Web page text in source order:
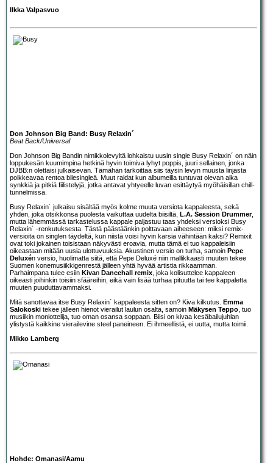
Ilkka Valpasvuo
Don Johnson Big Band: Busy Relaxin´
Beat Back/Universal
Don Johnson Big Bandin nimikkolevyltä lohkaistu uusin single Busy Relaxin´ on näin
loppukesän kuumimpina hetkinä hyvin toimiva lyhyt poppis, juuri sellainen, jonka
DJBB:n olettaisi julkaisevan. Tämähän tarkoittaa siis täysin levyn muusta linjasta
poikkeavaa rentoa bilesingleä. Muut raidat kun albumeilla tuntuvat olevan aika
synkkiä ja pitkiä fiilistelyjä, jotka antavat yhtyeelle luvan esittäytyä myöhäisillan chill-
tunnelmissa.
Busy Relaxin´ julkaisu sisältää myös kolme muuta versiota kappaleesta, sekä
yhden, joka otsikkonsa puolesta vaikuttaa uudelta biisiltä, L.A. Session Drummer,
mutta lähemmässä tarkastelussa kappale paljastuu taas yhdeksi versioksi Busy
Relaxin´ -renkutuksesta. Tästä päästäänkin polttavaan aiheeseen: miksi remix-
versioita on singlen täydeltä, kun niistä voisi hyvin karsia vähintään kaksi? Remixit
ovat toki jokainen toisistaan näkyvästi eroavia, mutta tämä ei tuo kappaleisiin
oikeastaan mitään uusia ulottuvuuksia. Akustinen versio on turha, samoin Pepe
Deluxén versio, huolimatta siitä, että Pepe Deluxé niin mallikkaasti muuten tekee
Suomen konemusiikkigenrestä jälleen yhtä hyvää artistia rikkaamman.
Parhaimpana tulee esiin Kivan Dancehall remix , joka kolisuttelee kappaleen
oikeasti joihinkin toisiin sfääreihin, eikä vain lisää turhaa pituutta tai tee kappaletta
muuten puuduttavammaksi.
Mitä sanottavaa itse Busy Relaxin´ kappaleesta sitten on? Kiva kilkutus. Emma
Salokoski tekee jälleen hienot vierailut laulun osalta, samoin Mäkysen Teppo , tuo
musiikin moniottelija, tuo oman osansa soppaan. Biisi on kivaa kesäbailujuhlan
ylistystä kaikkine vierailevine steel paneineen. Ei ihmeellistä, ei uutta, mutta toimii.
Mikko Lamberg
Hohde: Omanasi/Aamu